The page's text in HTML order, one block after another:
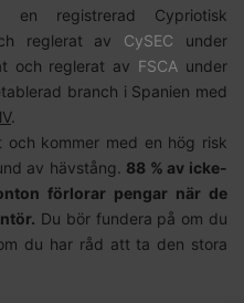
en registrerad Cypriotisk
reglerat av CySEC under
och reglerat av FSCA under
branch i Spanien med
.
och kommer med en hög risk
av hävstång. 88 % av icke-
förlorar pengar när de
Du bör fundera på om du
du har råd att ta den stora